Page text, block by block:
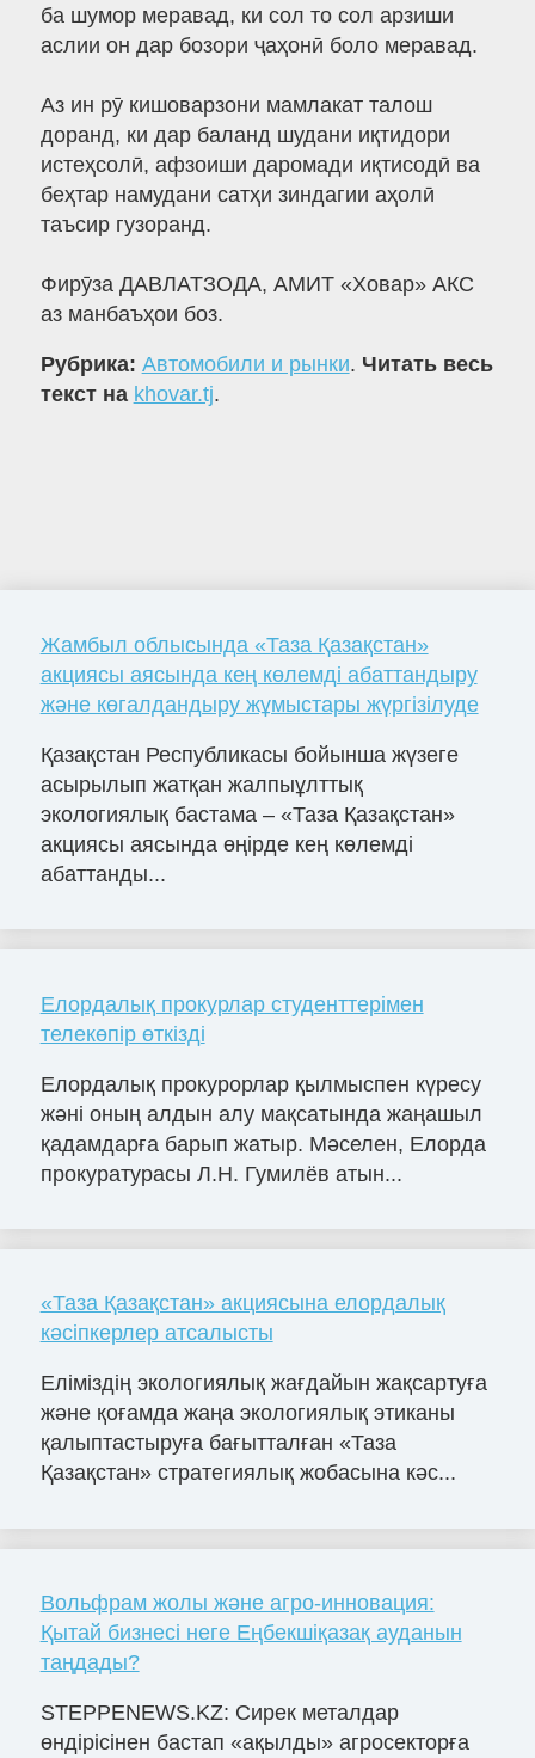
ба шумор меравад, ки сол то сол арзиши
аслии он дар бозори ҷаҳонӣ боло меравад.
Аз ин рӯ кишоварзони мамлакат талош
доранд, ки дар баланд шудани иқтидори
истеҳсолӣ, афзоиши даромади иқтисодӣ ва
беҳтар намудани сатҳи зиндагии аҳолӣ
таъсир гузоранд.
Фирӯза ДАВЛАТЗОДА, АМИТ «Ховар» АКС
аз манбаъҳои боз.
Рубрика: Автомобили и рынки. Читать весь
текст на khovar.tj.
Жамбыл облысында «Таза Қазақстан»
акциясы аясында кең көлемді абаттандыру
және көгалдандыру жұмыстары жүргізілуде
Қазақстан Республикасы бойынша жүзеге
асырылып жатқан жалпыұлттық
экологиялық бастама – «Таза Қазақстан»
акциясы аясында өңірде кең көлемді
абаттанды...
Елордалық прокурлар студенттерімен
телекөпір өткізді
Елордалық прокурорлар қылмыспен күресу
жәні оның алдын алу мақсатында жаңашыл
қадамдарға барып жатыр. Мәселен, Елорда
прокуратурасы Л.Н. Гумилёв атын...
«Таза Қазақстан» акциясына елордалық
кәсіпкерлер атсалысты
Еліміздің экологиялық жағдайын жақсартуға
және қоғамда жаңа экологиялық этиканы
қалыптастыруға бағытталған «Таза
Қазақстан» стратегиялық жобасына кәс...
Вольфрам жолы және агро-инновация:
Қытай бизнесі неге Еңбекшіқазақ ауданын
таңдады?
STEPPENEWS.KZ: Сирек металдар
өндірісінен бастап «ақылды» агросекторға